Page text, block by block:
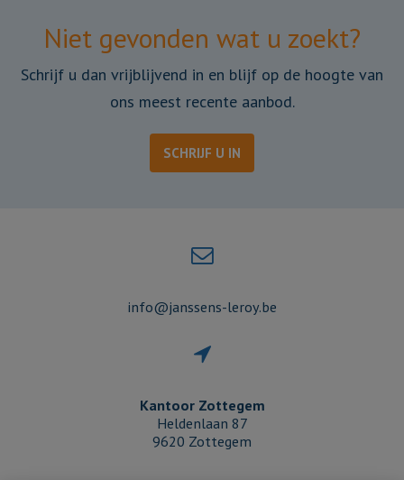
Niet gevonden wat u zoekt?
Schrijf u dan vrijblijvend in en blijf op de hoogte van
ons meest recente aanbod.
SCHRIJF U IN
info@janssens-leroy.be
Kantoor Zottegem
Heldenlaan 87
9620 Zottegem